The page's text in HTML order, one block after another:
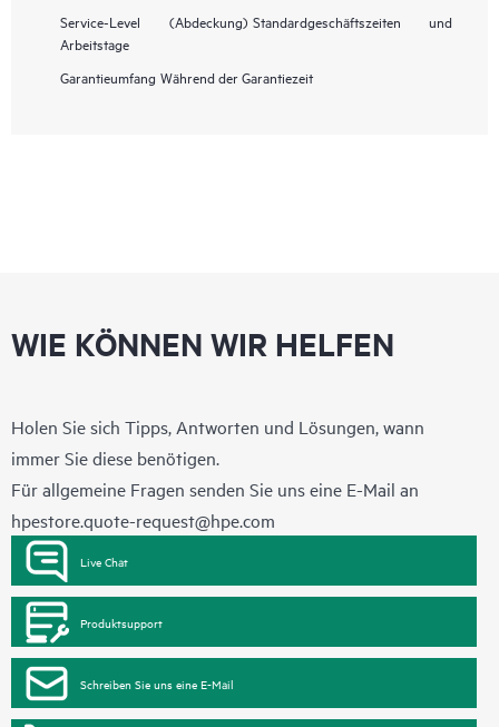
Service-Level (Abdeckung) Standardgeschäftszeiten und
Arbeitstage
Garantieumfang Während der Garantiezeit
WIE KÖNNEN WIR HELFEN
Holen Sie sich Tipps, Antworten und Lösungen, wann
immer Sie diese benötigen.
Für allgemeine Fragen senden Sie uns eine E-Mail an
hpestore.quote-request@hpe.com
Live Chat
Produktsupport
Schreiben Sie uns eine E-Mail